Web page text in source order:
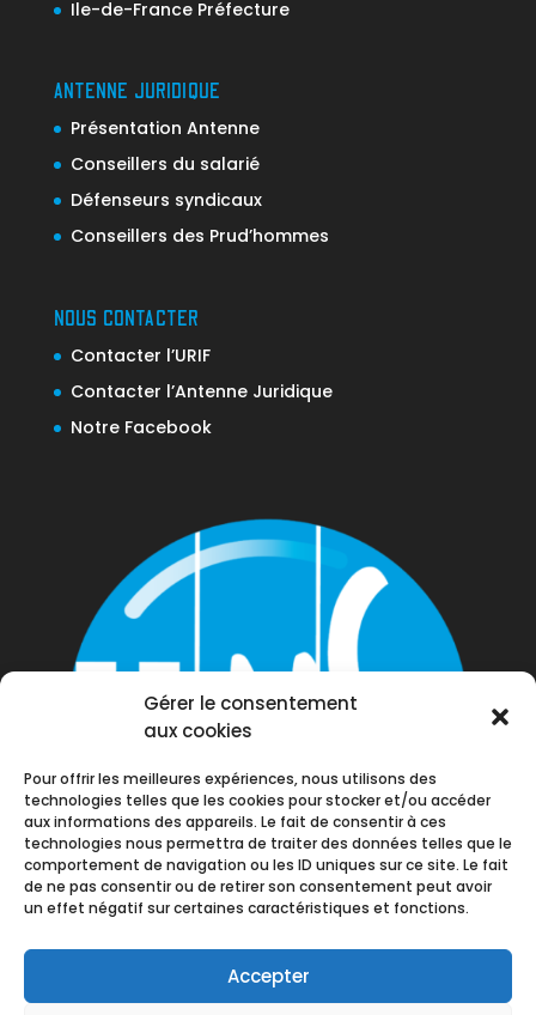
Gérer le consentement
aux cookies
Pour offrir les meilleures expériences, nous utilisons des
technologies telles que les cookies pour stocker et/ou accéder
aux informations des appareils. Le fait de consentir à ces
technologies nous permettra de traiter des données telles que le
comportement de navigation ou les ID uniques sur ce site. Le fait
de ne pas consentir ou de retirer son consentement peut avoir
un effet négatif sur certaines caractéristiques et fonctions.
Accepter
Ile-de-France Préfecture
ANTENNE JURIDIQUE
Présentation Antenne
Conseillers du salarié
Défenseurs syndicaux
Conseillers des Prud’hommes
NOUS CONTACTER
Contacter l’URIF
Contacter l’Antenne Juridique
Notre Facebook